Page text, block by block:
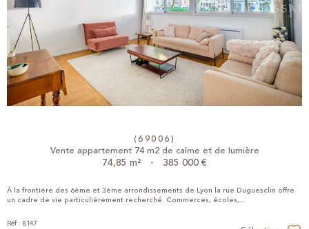
(69006)
Vente appartement 74 m2 de calme et de lumière
74,85 m² - 385 000 €
À la frontière des 6ème et 3ème arrondissements de Lyon la rue Duguesclin offre
un cadre de vie particulièrement recherché. Commerces, écoles,...
Réf : 8147